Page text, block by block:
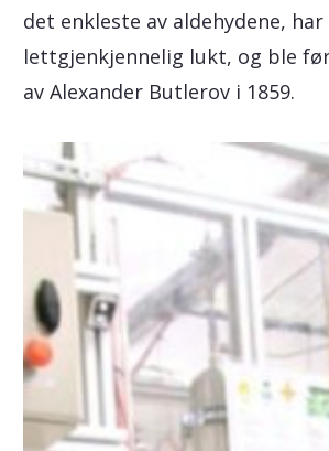
det enkleste av aldehydene, har
lettgjenkjennelig lukt, og ble
av Alexander Butlerov i 1859.